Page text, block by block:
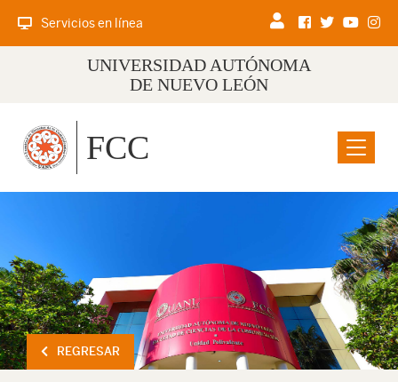
Servicios en línea
UNIVERSIDAD AUTÓNOMA
DE NUEVO LEÓN
Menu
FCC
REGRESAR